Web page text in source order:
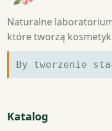
Naturalne
które tworzą
By tworzenie
Katalog